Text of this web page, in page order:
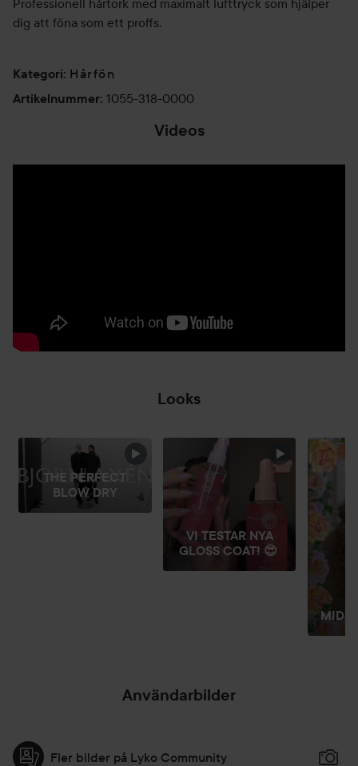
Professionell hårtork med maximalt lufttryck som hjälper
dig att föna som ett proffs.
Kategori: Hårfön
Artikelnummer: 1055-318-0000
Videos
Looks
HOPPA ÖVER SEKTIONEN
THE PERFECT
BLOW DRY
VI TESTAR NYA
GLOSS COAT! 😍
Användarbilder
Fler bilder på Lyko Community